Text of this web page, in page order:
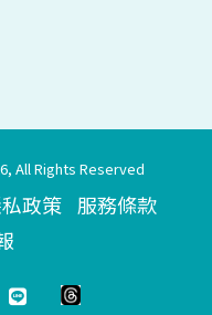
All Rights Reserved
政策 服務條款